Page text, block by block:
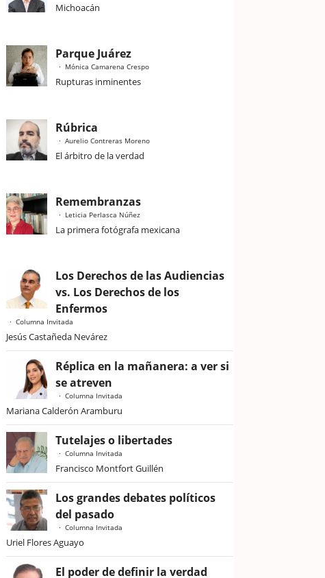
Michoacán
Parque Juárez
Mónica Camarena Crespo
Rupturas inminentes
Rúbrica
Aurelio Contreras Moreno
El árbitro de la verdad
Remembranzas
Leticia Perlasca Núñez
La primera fotógrafa mexicana
Los Derechos de las Audiencias
vs. Los Derechos de los
Enfermos
Columna Invitada
Jesús Castañeda Nevárez
Réplica en la mañanera: a ver si
se atreven
Columna Invitada
Mariana Calderón Aramburu
Tutelajes o libertades
Columna Invitada
Francisco Montfort Guillén
Los grandes debates políticos
del pasado
Columna Invitada
Uriel Flores Aguayo
El poder de definir la verdad